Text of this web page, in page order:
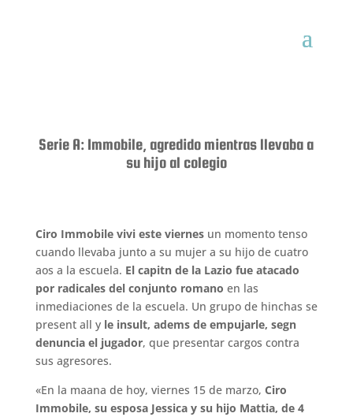
Serie A: Immobile, agredido mientras llevaba a
su hijo al colegio
Ciro Immobile vivi este viernesun momento tenso
cuando llevaba junto a su mujer a su hijo de cuatro
aos a la escuela. El capitn de la Lazio fue atacado
por radicales del conjunto romano en las
inmediaciones de la escuela. Un grupo de hinchas se
present all yle insult, adems de empujarle, segn
denuncia el jugador, que presentar cargos contra
sus agresores.
«En la maana de hoy, viernes 15 de marzo, Ciro
Immobile, su esposa Jessica y su hijo Mattia, de 4